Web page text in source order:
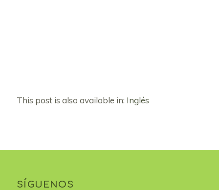
This post is also available in: Inglés
SÍGUENOS